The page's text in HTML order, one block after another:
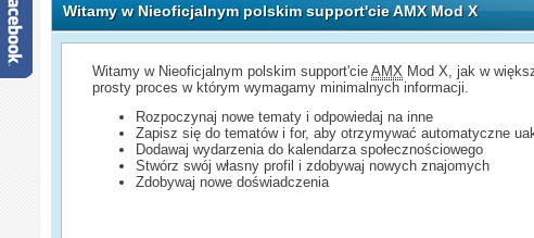
Witamy w Nieoficjalnym polskim support'cie AMX Mod X
Witamy w Nieoficjalnym polskim support'cieAMX Mod X, jak w
prosty proces w którym wymagamy minimalnych informacji.
Rozpoczynaj nowe tematy i odpowiedaj na inne
Zapisz się do tematów i for, aby otrzymywać automatyczne
Dodawaj wydarzenia do kalendarza społecznościowego
Stwórz swój własny profil i zdobywaj nowych znajomych
Zdobywaj nowe doświadczenia